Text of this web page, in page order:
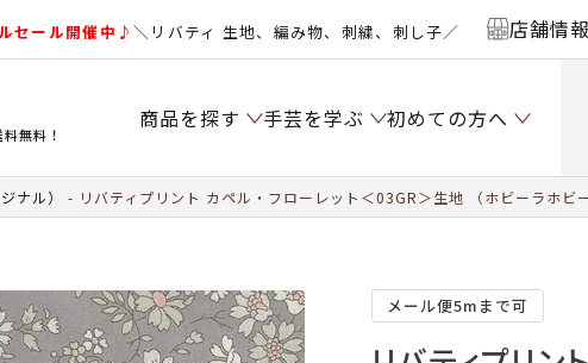
セール開催中♪＼リバティ 生地、編み物、刺繍、刺し子／ 店舗情
無料！
商品を探す 手芸を学ぶ 初めての方へ
ナル） リバティプリント カペル・フローレット＜03GR＞生地 （ホビーラホビ
メール便5mまで可